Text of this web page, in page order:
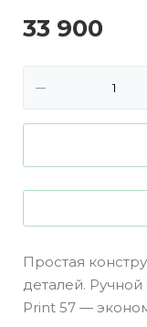
33 900
Простая
деталей.
Print 57 —